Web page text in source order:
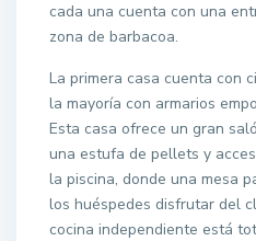
cada una cuenta con una
zona de barbacoa.
La primera casa cuenta con
la mayoría con armarios
Esta casa ofrece un gran
una estufa de pellets y
la piscina, donde una mesa
los huéspedes disfrutar del
cocina independiente está